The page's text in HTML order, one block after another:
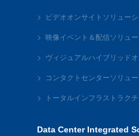
ビデオオンサイトソリュー
映像イベント＆配信ソリュ
ヴィジュアルハイブリッド
コンタクトセンターソリュ
トータルインフラストラク
Data Center Integrated